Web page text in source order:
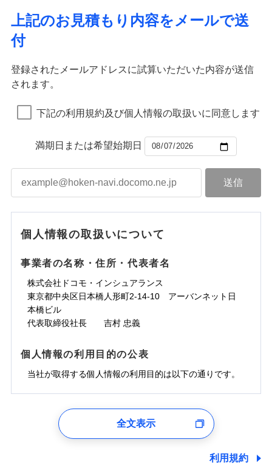
上記のお見積もり内容をメールで送
付
登録されたメールアドレスに試算いただいた内容が送信
されます。
下記の利用規約及び個人情報の取扱いに同意します
満期日または希望始期日
個人情報の取扱いについて
事業者の名称・住所・代表者名
株式会社ドコモ・インシュアランス
東京都中央区日本橋人形町2-14-10 アーバンネット日
本橋ビル
代表取締役社長 吉村 忠義
個人情報の利用目的の公表
当社が取得する個人情報の利用目的は以下の通りです。
ユーザー登録受付および、管理のため
しくは委託を受けている保険会社・提携会社の保険その他に
全文表示
利用規約